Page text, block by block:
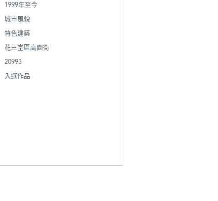
1999年至今
城市風貌
特色建築
花王堂區高園街
20993
入選作品